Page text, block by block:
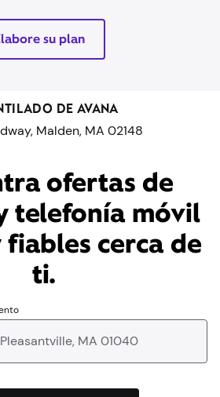
su plan
DE AVANA
Malden, MA 02148
ofertas de
telefonía móvil
cerca de
ti.